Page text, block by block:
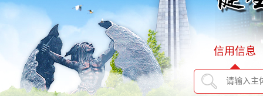
信用信息